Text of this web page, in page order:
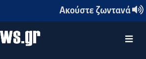
Ακούστε ζωντανά